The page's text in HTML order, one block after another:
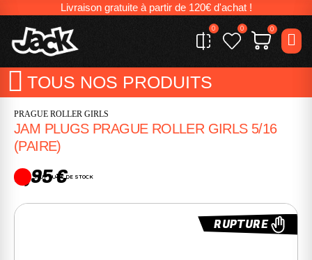
Livraison gratuite à partir de 120€ d'achat !
0 0 0
TOUS NOS PRODUITS
PRAGUE ROLLER GIRLS
JAM PLUGS PRAGUE ROLLER GIRLS 5/16
(PAIRE)
9,95 €
RUPTURE DE STOCK
RUPTURE